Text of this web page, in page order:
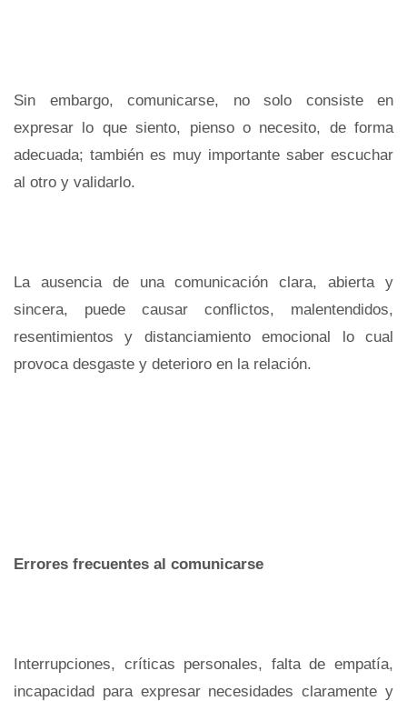
Sin embargo, comunicarse, no solo consiste en
expresar lo que siento, pienso o necesito, de forma
adecuada; también es muy importante saber escuchar
al otro y validarlo.
La ausencia de una comunicación clara, abierta y
sincera, puede causar conflictos, malentendidos,
resentimientos y distanciamiento emocional lo cual
provoca desgaste y deterioro en la relación.
Errores frecuentes al comunicarse
Interrupciones, críticas personales, falta de empatía,
incapacidad para expresar necesidades claramente y